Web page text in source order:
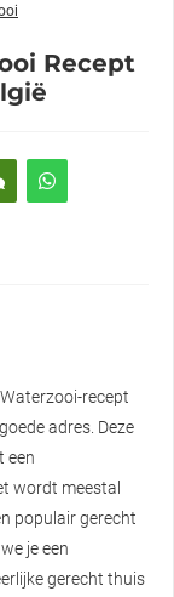
Recept
recept
adres. Deze
een
wordt meestal
populair gerecht
je een
gerecht thuis